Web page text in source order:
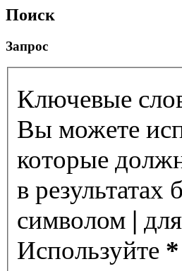
Поиск
Запрос
Ключевые
Вы можете
которые
в
символом |
Используйте *